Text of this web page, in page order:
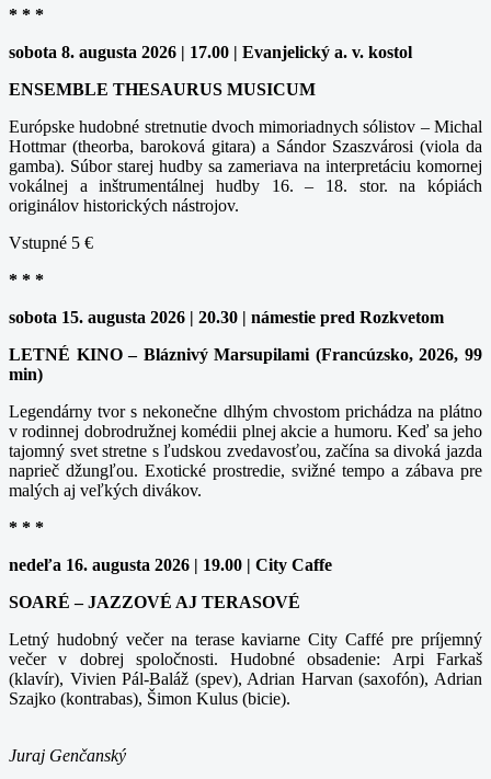
* * *
sobota 8. augusta 2026 | 17.00 | Evanjelický a. v. kostol
ENSEMBLE THESAURUS MUSICUM
Európske hudobné stretnutie dvoch mimoriadnych sólistov – Michal
Hottmar (theorba, baroková gitara) a Sándor Szaszvárosi (viola da
gamba). Súbor starej hudby sa zameriava na interpretáciu komornej
vokálnej a inštrumentálnej hudby 16. – 18. stor. na kópiách
originálov historických nástrojov.
Vstupné 5 €
* * *
sobota 15. augusta 2026 | 20.30 | námestie pred Rozkvetom
LETNÉ KINO – Bláznivý Marsupilami (Francúzsko, 2026, 99
min)
Legendárny tvor s nekonečne dlhým chvostom prichádza na plátno
v rodinnej dobrodružnej komédii plnej akcie a humoru. Keď sa jeho
tajomný svet stretne s ľudskou zvedavosťou, začína sa divoká jazda
naprieč džungľou. Exotické prostredie, svižné tempo a zábava pre
malých aj veľkých divákov.
* * *
nedeľa 16. augusta 2026 | 19.00 | City Caffe
SOARÉ – JAZZOVÉ AJ TERASOVÉ
Letný hudobný večer na terase kaviarne City Caffé pre príjemný
večer v dobrej spoločnosti. Hudobné obsadenie: Arpi Farkaš
(klavír), Vivien Pál-Baláž (spev), Adrian Harvan (saxofón), Adrian
Szajko (kontrabas), Šimon Kulus (bicie).
Juraj Genčanský